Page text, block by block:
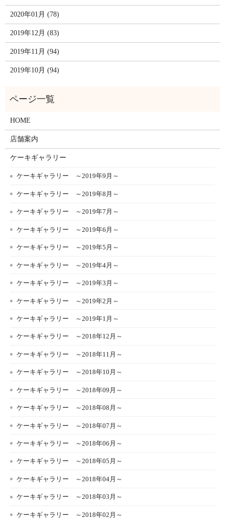
2020年01月 (78)
2019年12月 (83)
2019年11月 (94)
2019年10月 (94)
HOME
店舗案内
ケーキギャラリー
ケーキギャラリー ～2019年9月～
ケーキギャラリー ～2019年8月～
ケーキギャラリー ～2019年7月～
ケーキギャラリー ～2019年6月～
ケーキギャラリー ～2019年5月～
ケーキギャラリー ～2019年4月～
ケーキギャラリー ～2019年3月～
ケーキギャラリー ～2019年2月～
ケーキギャラリー ～2019年1月～
ケーキギャラリー ～2018年12月～
ケーキギャラリー ～2018年11月～
ケーキギャラリー ～2018年10月～
ケーキギャラリー ～2018年09月～
ケーキギャラリー ～2018年08月～
ケーキギャラリー ～2018年07月～
ケーキギャラリー ～2018年06月～
ケーキギャラリー ～2018年05月～
ケーキギャラリー ～2018年04月～
ケーキギャラリー ～2018年03月～
ケーキギャラリー ～2018年02月～